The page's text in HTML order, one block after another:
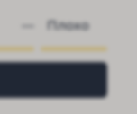
— Плохо